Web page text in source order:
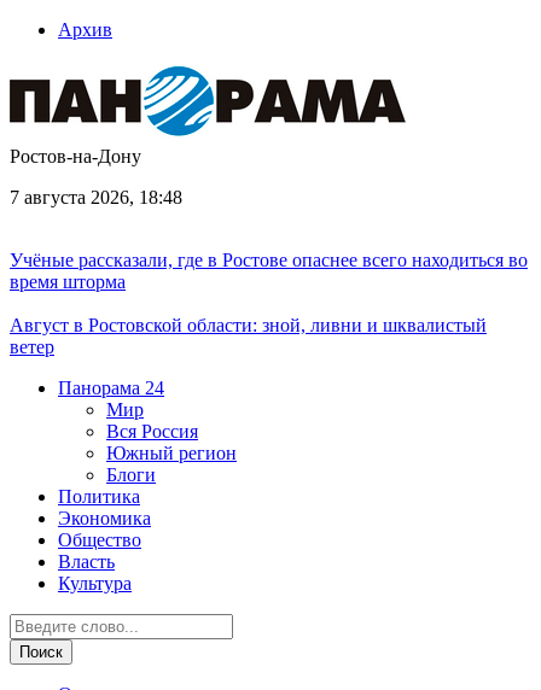
Архив
Ростов-на-Дону
7 августа 2026, 18:48
Учёные рассказали, где в Ростове опаснее всего находиться во
время шторма
Август в Ростовской области: зной, ливни и шквалистый
ветер
Панорама 24
Мир
Вся Россия
Южный регион
Блоги
Политика
Экономика
Общество
Власть
Культура